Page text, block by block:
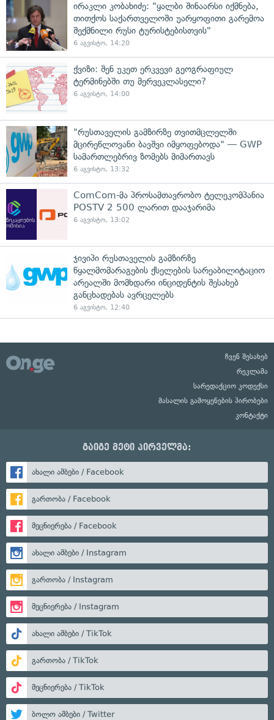
ირაკლი კობახიძე: "ყალბი შინაარსი იქმნება,
თითქოს საქართველოში უარყოფითი გარემოა
შექმნილი რუსი ტურისტებისთვის"
6 აგვისტო, 14:20
ქვიზი: შენ უკეთ ერკვევი გეოგრაფიულ
ტერმინებში თუ მერვეკლასელი?
6 აგვისტო, 14:00
"რუსთაველის გამზირზე თვითმცლელში
მცირეწლოვანი ბავშვი იმყოფებოდა" — GWP
სამართლებრივ ზომებს მიმართავს
6 აგვისტო, 13:32
ComCom-მა პროსამთავრობო ტელეკომპანია
POSTV 2 500 ლარით დააჯარიმა
6 აგვისტო, 13:02
ჯივიპი რუსთაველის გამზირზე
წყალმომარაგების ქსელების სარეაბილიტაციო
არეალში მომხდარი ინციდენტის შესახებ
განცხადებას ავრცელებს
6 აგვისტო, 12:40
ჩვენ შესახებ
რეკლამა
სარედაქციო კოდექსი
მასალის გამოყენების პირობები
კონტაქტი
გაიგე მეტი პირველმა:
ახალი ამბები / Facebook
გართობა / Facebook
მეცნიერება / Facebook
ახალი ამბები / Instagram
გართობა / Instagram
მეცნიერება / Instagram
ახალი ამბები / TikTok
გართობა / TikTok
მეცნიერება / TikTok
ბოლო ამბები / Twitter